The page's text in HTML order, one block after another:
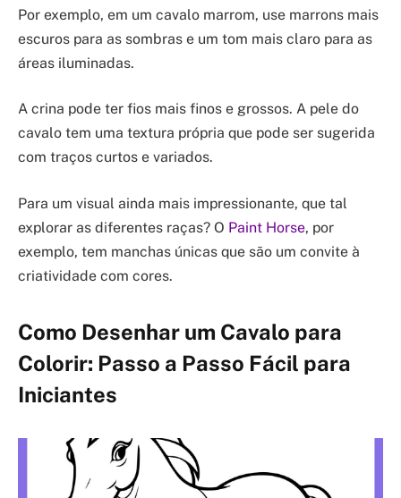
Por exemplo, em um cavalo marrom, use marrons mais
escuros para as sombras e um tom mais claro para as
áreas iluminadas.
A crina pode ter fios mais finos e grossos. A pele do
cavalo tem uma textura própria que pode ser sugerida
com traços curtos e variados.
Para um visual ainda mais impressionante, que tal
explorar as diferentes raças? O Paint Horse, por
exemplo, tem manchas únicas que são um convite à
criatividade com cores.
Como Desenhar um Cavalo para
Colorir: Passo a Passo Fácil para
Iniciantes